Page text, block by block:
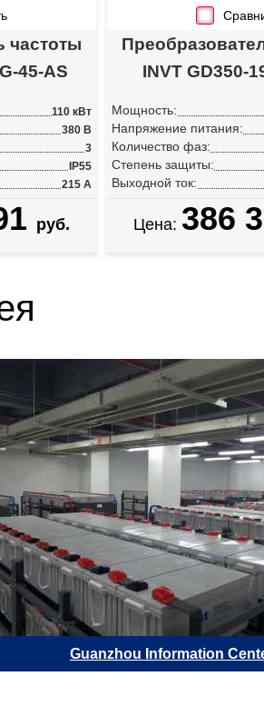
частоты
45-AS
110 кВт
380 В
3
IP55
215 А
руб.
INVT GD350-
Мощность:
Напряжение питания:
Количество фаз:
Степень защиты:
Выходной ток:
Цена: 386
Guanzhou Information